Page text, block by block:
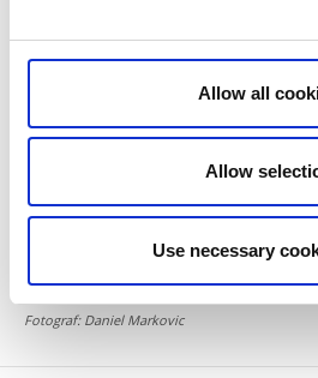
Allow all
Allow
Use necessary
Fotograf: Daniel Markovic